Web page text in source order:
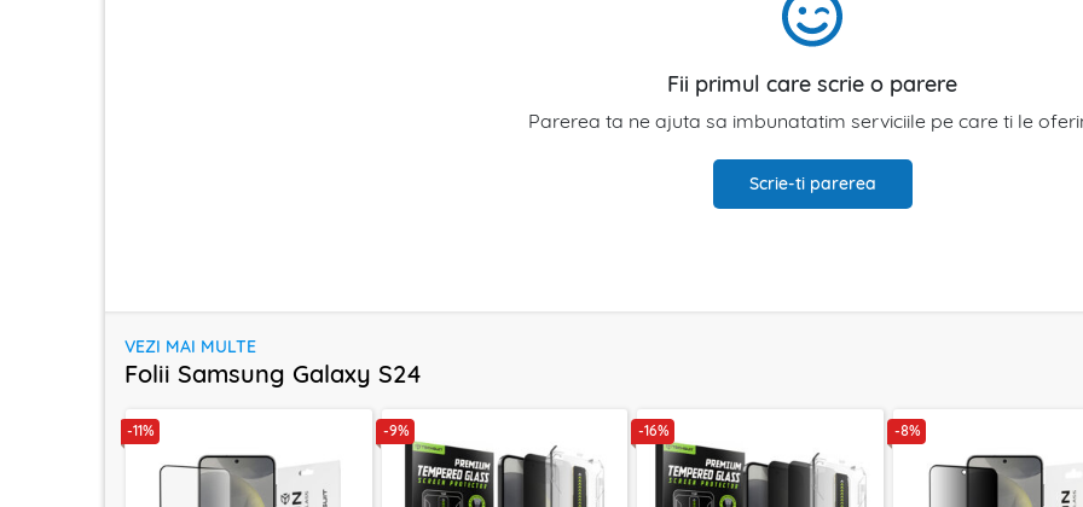
Fii primul care scrie o parere
Parerea ta ne ajuta sa imbunatatim serviciile pe care ti le
Scrie-ti parerea
VEZI MAI MULTE
Folii Samsung Galaxy S24
-11% -9% -16% -8%